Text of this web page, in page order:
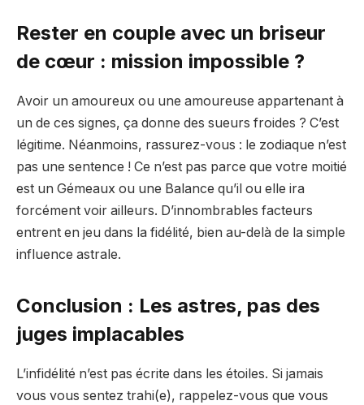
Rester en couple avec un briseur
de cœur : mission impossible ?
Avoir un amoureux ou une amoureuse appartenant à
un de ces signes, ça donne des sueurs froides ? C’est
légitime. Néanmoins, rassurez-vous : le zodiaque n’est
pas une sentence ! Ce n’est pas parce que votre moitié
est un Gémeaux ou une Balance qu’il ou elle ira
forcément voir ailleurs. D’innombrables facteurs
entrent en jeu dans la fidélité, bien au-delà de la simple
influence astrale.
Conclusion : Les astres, pas des
juges implacables
L’infidélité n’est pas écrite dans les étoiles. Si jamais
vous vous sentez trahi(e), rappelez-vous que vous